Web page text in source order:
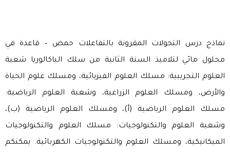
نماذج درس التحولات المقرونة بالتفاعلات حمض – قاعدة في
محلول مائي لتلاميذ السنة الثانية من سلك الباكالوريا شعبة
العلوم التجريبية: مسلك العلوم الفيزيائية، ومسلك علوم الحياة
والأرض، ومسلك العلوم الزراعية، وشعبة العلوم الرياضية:
مسلك العلوم الرياضية (أ)، ومسلك العلوم الرياضية (ب)،
وشعبة العلوم والتكنولوجيات: مسلك العلوم والتكنولوجيات
الميكانيكية، ومسلك العلوم والتكنولوجيات الكهربائية. يمكنكم